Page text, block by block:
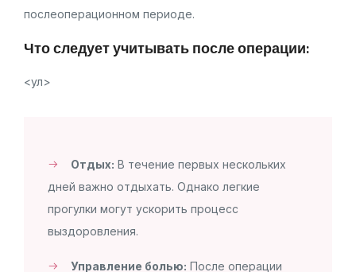
послеоперационном периоде.
Что следует учитывать после операции:
<ул>
Отдых: В течение первых нескольких
дней важно отдыхать. Однако легкие
прогулки могут ускорить процесс
выздоровления.
Управление болью: После операции